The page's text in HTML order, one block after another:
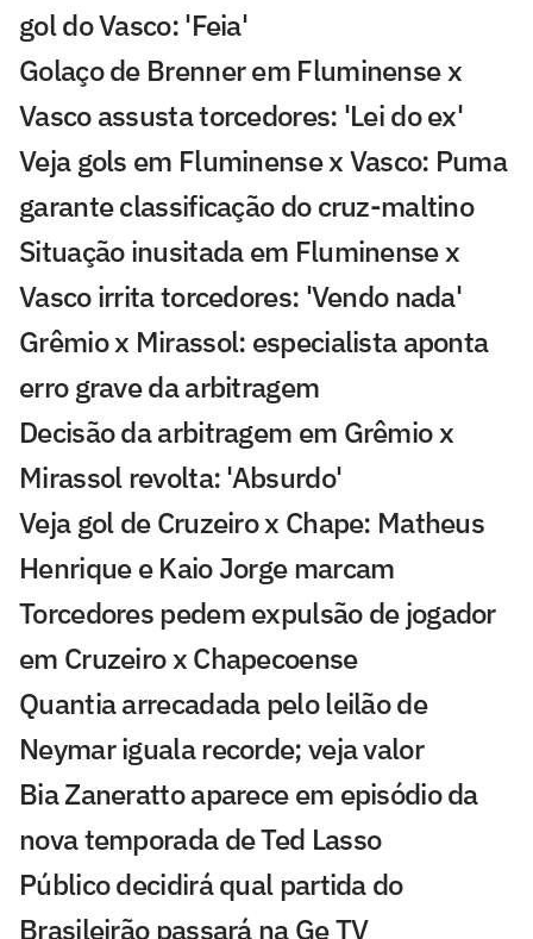
gol do Vasco: 'Feia'
Golaço de Brenner em Fluminense x
Vasco assusta torcedores: 'Lei do ex'
Veja gols em Fluminense x Vasco: Puma
garante classificação do cruz-maltino
Situação inusitada em Fluminense x
Vasco irrita torcedores: 'Vendo nada'
Grêmio x Mirassol: especialista aponta
erro grave da arbitragem
Decisão da arbitragem em Grêmio x
Mirassol revolta: 'Absurdo'
Veja gol de Cruzeiro x Chape: Matheus
Henrique e Kaio Jorge marcam
Torcedores pedem expulsão de jogador
em Cruzeiro x Chapecoense
Quantia arrecadada pelo leilão de
Neymar iguala recorde; veja valor
Bia Zaneratto aparece em episódio da
nova temporada de Ted Lasso
Público decidirá qual partida do
Brasileirão passará na Ge TV